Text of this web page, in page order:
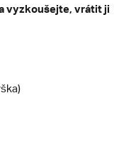
vyzkoušejte, vrátit ji